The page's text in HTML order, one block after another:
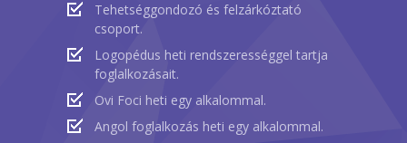
Tehetséggondozó és felzárkóztató
csoport.
Logopédus heti rendszerességgel tartja
foglalkozásait.
Ovi Foci heti egy alkalommal.
Angol foglalkozás heti egy alkalommal.